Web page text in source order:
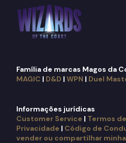
Família de marcas Magos da
MAGIC | D&D | WPN | Duel
Informações jurídicas
Customer Service | Termos
Privacidade | Código de
vender ou compartilhar